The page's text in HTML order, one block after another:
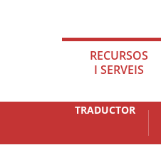
RECURSOS
I SERVEIS
TRADUCTOR